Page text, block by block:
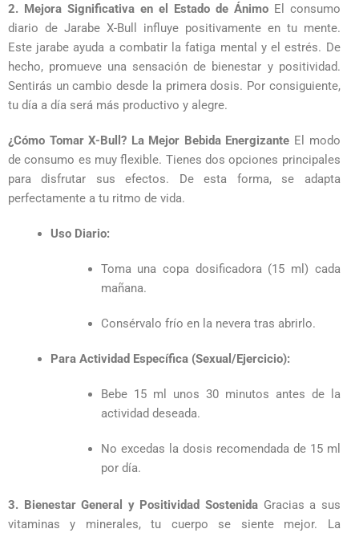
2. Mejora Significativa en el Estado de ÁnimoEl consumo
diario de Jarabe X-Bull influye positivamente en tu mente.
Este jarabe ayuda a combatir la fatiga mental y el estrés. De
hecho, promueve una sensación de bienestar y positividad.
Sentirás un cambio desde la primera dosis. Por consiguiente,
tu día a día será más productivo y alegre.
¿Cómo Tomar X-Bull? La Mejor Bebida Energizante El modo
de consumo es muy flexible. Tienes dos opciones principales
para disfrutar sus efectos. De esta forma, se adapta
perfectamente a tu ritmo de vida.
Uso Diario:
Toma una copa dosificadora (15 ml) cada
mañana.
Consérvalo frío en la nevera tras abrirlo.
Para Actividad Específica (Sexual/Ejercicio):
Bebe 15 ml unos 30 minutos antes de la
actividad deseada.
No excedas la dosis recomendada de 15 ml
por día.
3. Bienestar General y Positividad SostenidaGracias a sus
vitaminas y minerales, tu cuerpo se siente mejor. La